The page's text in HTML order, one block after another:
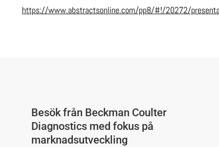
https://www.abstractsonline.com/pp8/#!/20272/
Besök från Beckman Coulter
Diagnostics med fokus på
marknadsutveckling